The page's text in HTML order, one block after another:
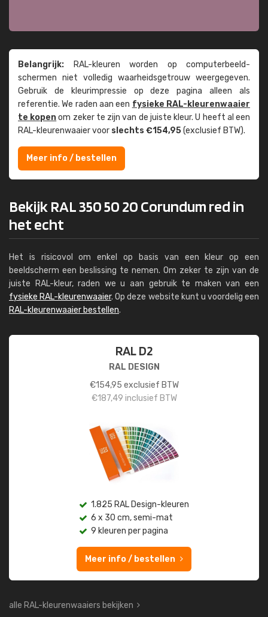
Belangrijk: RAL-kleuren worden op computer­beeld­
schermen niet volledig waarheids­­getrouw weer­gegeven.
Gebruik de kleur­impressie op deze pagina alleen als
referentie. We raden aan een fysieke RAL-kleuren­waaier
te kopenom zeker te zijn van de juiste kleur. U heeft al een
RAL-kleuren­waaier voor slechts €154,95(exclusief BTW).
Meer info / bestellen
Bekijk RAL 350 50 20 Corundum red in
het echt
Het is risicovol om enkel op basis van een kleur op een
beeldscherm een beslissing te nemen. Om zeker te zijn van de
juiste RAL-kleur, raden we u aan gebruik te maken van een
fysieke RAL-kleurenwaaier. Op deze website kunt u voordelig een
RAL-kleurenwaaier bestellen.
RAL D2
RAL DESIGN
€154,95 exclusief BTW
€187,49 inclusief BTW
1.825 RAL Design-kleuren
6 x 30 cm, semi-mat
9 kleuren per pagina
Meer info / bestellen
alle RAL-kleurenwaaiers bekijken